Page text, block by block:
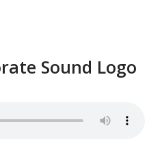
Sound Logo